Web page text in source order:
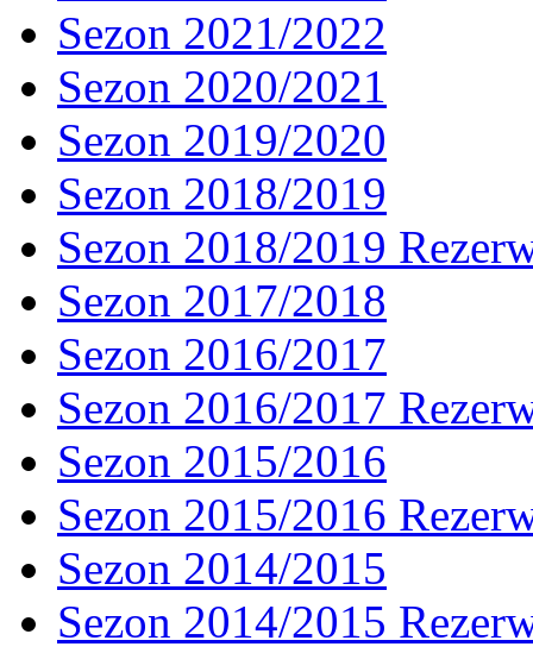
Sezon 2021/2022
Sezon 2020/2021
Sezon 2019/2020
Sezon 2018/2019
Sezon 2018/2019
Sezon 2017/2018
Sezon 2016/2017
Sezon 2016/2017
Sezon 2015/2016
Sezon 2015/2016
Sezon 2014/2015
Sezon 2014/2015